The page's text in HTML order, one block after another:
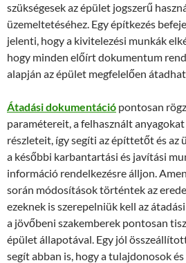
szükségesek az épület jogszerű
üzemeltetéséhez. Egy építkezés
jelenti, hogy a kivitelezési munkák
hogy minden előírt dokumentum
alapján az épület megfelelően
Átadási dokumentáció pontosan
paramétereit, a felhasznált
részleteit, így segíti az építtetőt és az
a későbbi karbantartási és javítási
információ rendelkezésre álljon.
során módosítások történtek az
ezeknek is szerepelniük kell az
a jövőbeni szakemberek pontosan
épület állapotával. Egy jól
segít abban is, hogy a tulajdonosok